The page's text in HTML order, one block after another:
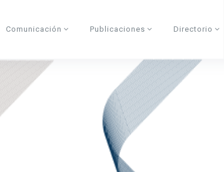
Comunicación Publicaciones Directorio